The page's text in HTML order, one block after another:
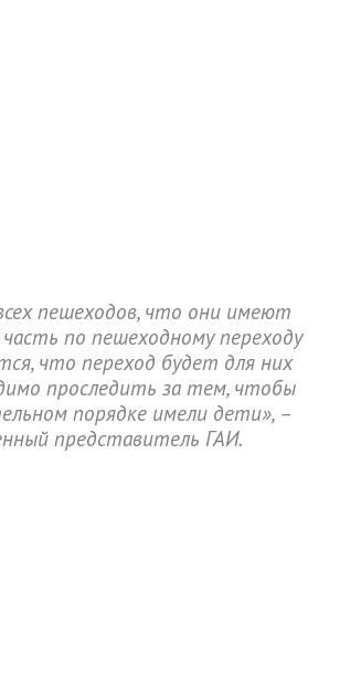
пешеходов, что они имеют
по пешеходному переходу
что переход будет для них
проследить за тем, чтобы
порядке имели дети», –
представитель ГАИ.